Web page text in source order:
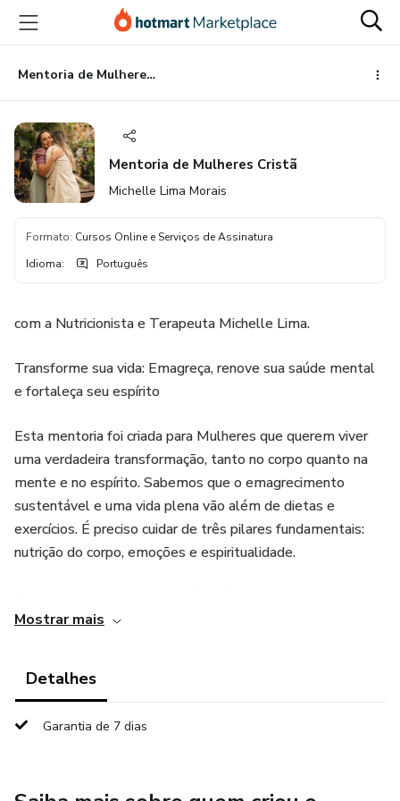
para
conteúdo
principal
para
pagamento
para
rodapé
Mentoria de Mulheres Cristã
Mentoria de Mulheres Cristã
Michelle Lima Morais
Formato: Cursos Online e Serviços de Assinatura
Idioma: Português
com a Nutricionista e Terapeuta Michelle Lima.
Transforme sua vida: Emagreça, renove sua saúde mental
e fortaleça seu espírito
Esta mentoria foi criada para Mulheres que querem viver
uma verdadeira transformação, tanto no corpo quanto na
mente e no espírito. Sabemos que o emagrecimento
sustentável e uma vida plena vão além de dietas e
exercícios. É preciso cuidar de três pilares fundamentais:
nutrição do corpo, emoções e espiritualidade.
individualizada, onde construiremos um plano alimentar que
limpando bloqueios, traumas e sentimentos que te
o autoabandono.
Mostrar mais
Detalhes
Garantia de 7 dias